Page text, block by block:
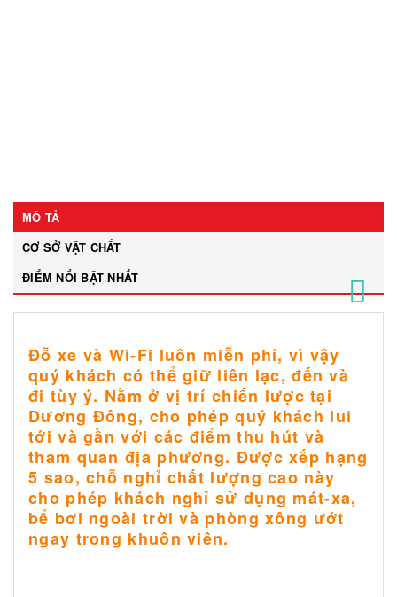
MÔ TẢ
CƠ SỞ VẬT CHẤT
ĐIỂM NỔI BẬT NHẤT
Đỗ xe và Wi-Fi luôn miễn phí, vì vậy
quý khách có thể giữ liên lạc, đến và
đi tùy ý. Nằm ở vị trí chiến lược tại
Dương Đông, cho phép quý khách lui
tới và gần với các điểm thu hút và
tham quan địa phương. Được xếp hạng
5 sao, chỗ nghỉ chất lượng cao này
cho phép khách nghỉ sử dụng mát-xa,
bể bơi ngoài trời và phòng xông ướt
ngay trong khuôn viên.